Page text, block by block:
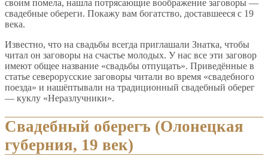
своим помела, нашла потрясающие воображение заговоры —
свадебные обереги. Покажу вам богатство, доставшееся с 19
века.
Известно, что на свадьбы всегда приглашали Знатка, чтобы
читал он заговоры на счастье молодых. У нас все эти заговор
имеют общее название «свадьбы отпущать». Приведённые в
статье северорусские заговоры читали во время «свадебного
поезда» и нашёптывали на традиционный свадебный оберег
— куклу «Неразлучники».
Свадебный оберегъ (Олонецкая
губерния, 19 век)